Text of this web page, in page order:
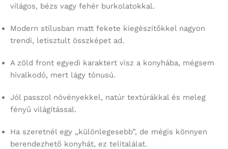
világos, bézs vagy fehér burkolatokkal.
Modern stílusban matt fekete kiegészítőkkel nagyon
trendi, letisztult összképet ad.
A zöld front egyedi karaktert visz a konyhába, mégsem
hivalkodó, mert lágy tónusú.
Jól passzol növényekkel, natúr textúrákkal és meleg
fényű világítással.
Ha szeretnél egy „különlegesebb”, de mégis könnyen
berendezhető konyhát, ez telitalálat.